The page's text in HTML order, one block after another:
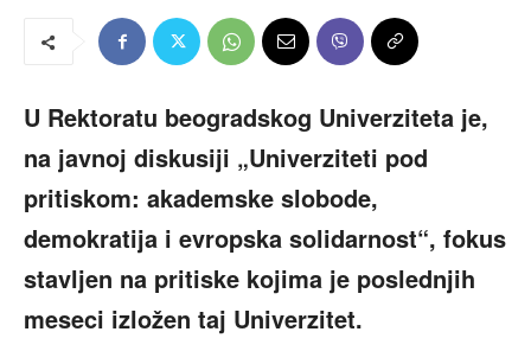
U Rektoratu beogradskog Univerziteta je,
na javnoj diskusiji „Univerziteti pod
pritiskom: akademske slobode,
demokratija i evropska solidarnost“, fokus
stavljen na pritiske kojima je poslednjih
meseci izložen taj Univerzitet.